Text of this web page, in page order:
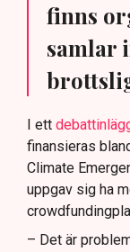
finns
samlar
I ett
finansieras
Climate
uppgav sig ha
– Det är